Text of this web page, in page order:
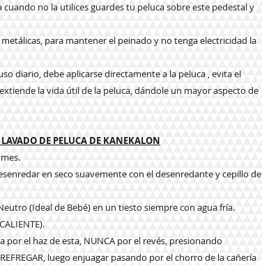
cuando no la utilices guardes tu peluca sobre este pedestal y
metálicas, para mantener el peinado y no tenga electricidad la
diario, debe aplicarse directamente a la peluca , evita el
la vida útil de la peluca, dándole un mayor aspecto de
DE PELUCA DE KANEKALON
en seco suavemente con el desenredante y cepillo de
(Ideal de Bebé) en un tiesto siempre con agua fría.
por el haz de esta, NUNCA por el revés, presionando
luego enjuagar pasando por el chorro de la cañería